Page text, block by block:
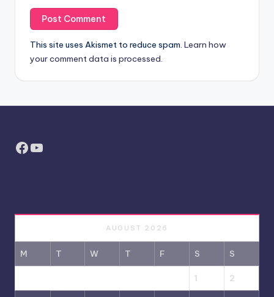
This site uses Akismet to reduce spam. Learn how
your comment data is processed.
Facebook
YouTube
AUGUST 2026
M T W T F S S
1 2